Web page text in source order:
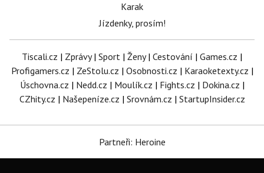
Karak
Jízdenky, prosím!
Tiscali.cz | Zprávy| Sport | Ženy| Cestování | Games.cz |
Profigamers.cz | ZeStolu.cz | Osobnosti.cz | Karaoketexty.cz |
Úschovna.cz | Nedd.cz | Moulík.cz | Fights.cz | Dokina.cz |
CZhity.cz | Našepeníze.cz | Srovnám.cz | StartupInsider.cz
Partneři: Heroine